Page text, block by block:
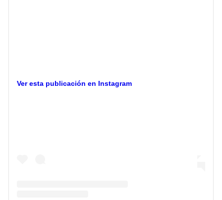
Ver esta publicación en Instagram